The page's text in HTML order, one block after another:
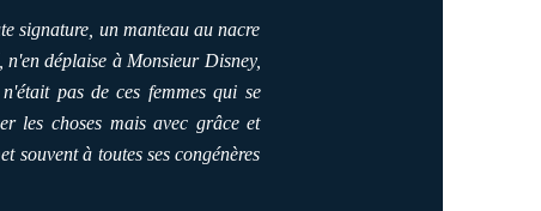
signature, un manteau au nacre
déplaise à Monsieur Disney,
pas de ces femmes qui se
les choses mais avec grâce et
à toutes ses congénères